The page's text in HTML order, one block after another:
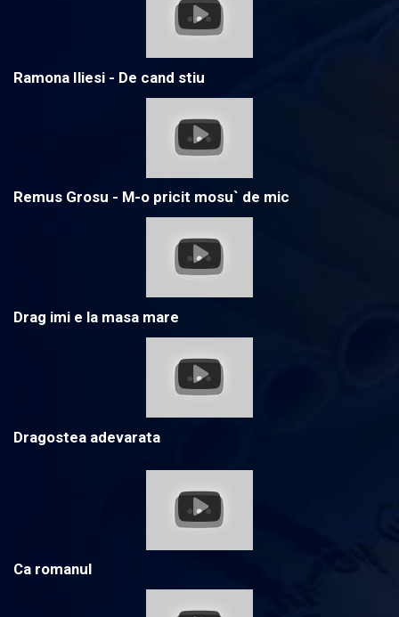
Ramona Iliesi - De cand stiu
Remus Grosu - M-o pricit mosu` de mic
Drag imi e la masa mare
Dragostea adevarata
Ca romanul